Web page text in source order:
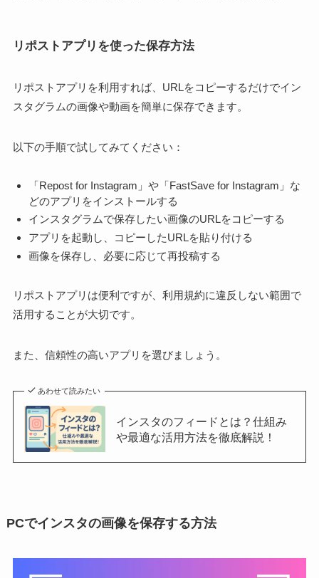
リポストアプリを使った保存方法
リポストアプリを利用すれば、URLをコピーするだけでイン
スタグラムの画像や動画を簡単に保存できます。
以下の手順で試してみてください：
「Repost for Instagram」や「FastSave for Instagram」な
どのアプリをインストールする
インスタグラムで保存したい画像のURLをコピーする
アプリを起動し、コピーしたURLを貼り付ける
画像を保存し、必要に応じて再投稿する
リポストアプリは便利ですが、利用規約に違反しない範囲で
活用することが大切です。
また、信頼性の高いアプリを選びましょう。
あわせて読みたい
インスタのフィードとは？仕組み
や最適な活用方法を徹底解説！
PCでインスタの画像を保存する方法